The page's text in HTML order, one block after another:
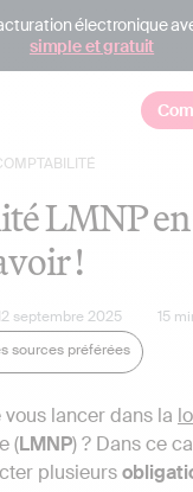
électronique
simple et gratuit
LMNP en
!
septembre 2025 15
sources préférées
lancer dans la
(LMNP) ? Dans ce
plusieurs